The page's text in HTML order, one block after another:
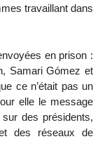
travaillant dans
en prison :
Samari Gómez et
ce n’était pas un
elle le message
des présidents,
des réseaux de